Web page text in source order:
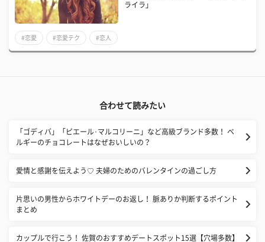
ライラ」
#恋愛 #恋愛テク #恋人
合わせて読みたい
「ゴディバ」「ピエール･マルコリーニ」など高級ブランド多数！ ベ
ルギーのチョコレートはなぜおいしいの？
愛情と感謝を伝えよう♡ 夫婦のためのバレンタインの過ごし方
片思いの男性からホワイトデーのお返し！ 脈ありか判断するポイント
まとめ
カップルで行こう！ 佐賀のおすすめデートスポット15選【穴場多数】